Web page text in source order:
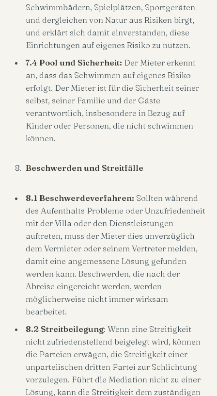
Schwimmbädern, Spielplätzen, Sportgeräten
und dergleichen von Natur aus Risiken birgt,
und erklärt sich damit einverstanden, diese
Einrichtungen auf eigenes Risiko zu nutzen.
7.4 Pool und Sicherheit: Der Mieter erkennt
an, dass das Schwimmen auf eigenes Risiko
erfolgt. Der Mieter ist für die Sicherheit seiner
selbst, seiner Familie und der Gäste
verantwortlich, insbesondere in Bezug auf
Kinder oder Personen, die nicht schwimmen
können.
Beschwerden und Streitfälle
8.1 Beschwerdeverfahren: Sollten während
des Aufenthalts Probleme oder Unzufriedenheit
mit der Villa oder den Dienstleistungen
auftreten, muss der Mieter dies unverzüglich
dem Vermieter oder seinem Vertreter melden,
damit eine angemessene Lösung gefunden
werden kann. Beschwerden, die nach der
Abreise eingereicht werden, werden
möglicherweise nicht immer wirksam
bearbeitet.
8.2 Streitbeilegung: Wenn eine Streitigkeit
nicht zufriedenstellend beigelegt wird, können
die Parteien erwägen, die Streitigkeit einer
unparteiischen dritten Partei zur Schlichtung
vorzulegen. Führt die Mediation nicht zu einer
Lösung, kann die Streitigkeit dem zuständigen